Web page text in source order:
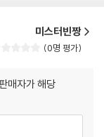
미스터빈짱
0명 평가
매자가 해당